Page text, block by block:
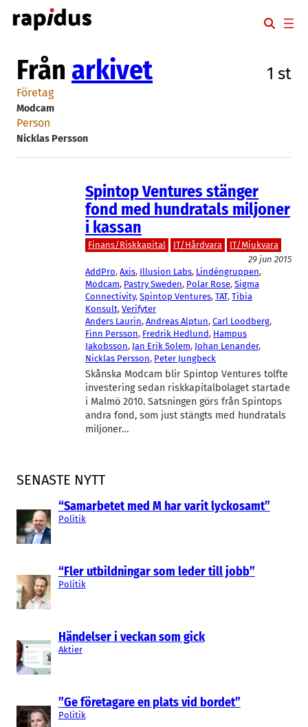
Hoppa
till
SENASTE NYTT
“Samarbetet med M har varit lyckosamt”
Politik
“Fler utbildningar som leder till jobb”
Politik
Händelser i veckan som gick
Aktier
”Ge företagare en plats vid bordet”
Politik
Från arkivet 1 st
Företag
Modcam
Person
Nicklas Persson
Spintop Ventures stänger
fond med hundratals miljoner
i kassan
Finans/Riskkapital IT/Hårdvara
IT/Mjukvara
29 jun 2015
AddPro, Axis, Illusion Labs, Lindéngruppen
Modcam, Pastry Sweden, Polar Rose, Sigma
Connectivity, Spintop Ventures, TAT, Tibia
Konsult, Verifyter
Anders Laurin, Andreas Alptun, Carl Loodberg
Finn Persson, Fredrik Hedlund, Hampus
Jakobsson, Jan Erik Solem, Johan Lenander
Nicklas Persson, Peter Jungbeck
Skånska Modcam blir Spintop Ventures tolfte
investering sedan riskkapitalbolaget startade
i Malmö 2010. Satsningen görs från Spintops
andra fond, som just stängts med hundratals
miljoner…